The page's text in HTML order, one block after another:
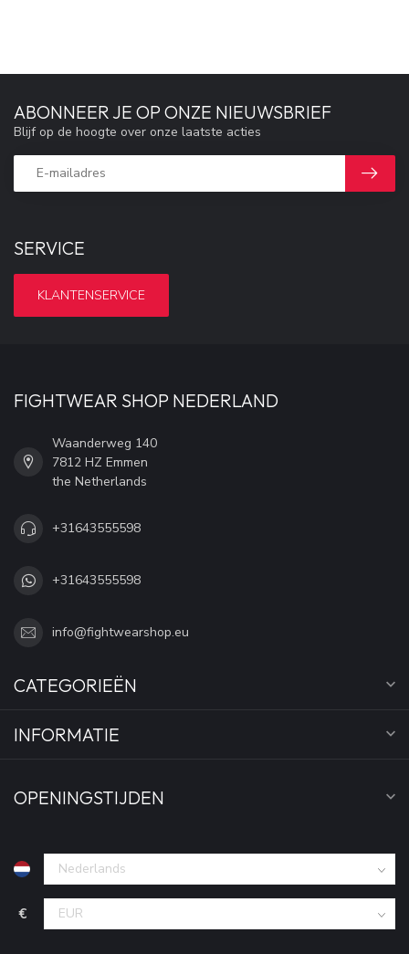
SERVICE
KLANTENSERVICE
ABONNEER JE OP ONZE NIEUWSBRIEF
Blijf op de hoogte over onze laatste acties
FIGHTWEAR SHOP NEDERLAND
Waanderweg 140
7812 HZ Emmen
the Netherlands
+31643555598
+31643555598
info@fightwearshop.eu
CATEGORIEËN
INFORMATIE
OPENINGSTIJDEN
€